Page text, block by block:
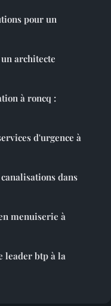
pour un
architecte
à roncq :
d'urgence à
dans
menuiserie à
leader btp à la